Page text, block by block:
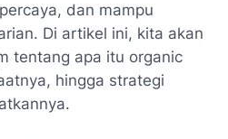
dan mampu
Di artikel ini, kita akan
tentang apa itu organic
hingga strategi